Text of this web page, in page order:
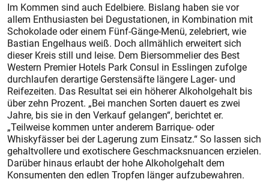
Im Kommen sind auch Edelbiere. Bislang haben sie vor
allem Enthusiasten bei Degustationen, in Kombination mit
Schokolade oder einem Fünf-Gänge-Menü, zelebriert, wie
Bastian Engelhaus weiß. Doch allmählich erweitert sich
dieser Kreis still und leise. Dem Biersommelier des Best
Western Premier Hotels Park Consul in Esslingen zufolge
durchlaufen derartige Gerstensäfte längere Lager- und
Reifezeiten. Das Resultat sei ein höherer Alkoholgehalt bis
über zehn Prozent. „Bei manchen Sorten dauert es zwei
Jahre, bis sie in den Verkauf gelangen“, berichtet er.
„Teilweise kommen unter anderem Barrique- oder
Whiskyfässer bei der Lagerung zum Einsatz.“ So lassen sich
gehaltvollere und exotischere Geschmacksnuancen erzielen.
Darüber hinaus erlaubt der hohe Alkoholgehalt dem
Konsumenten den edlen Tropfen länger aufzubewahren.